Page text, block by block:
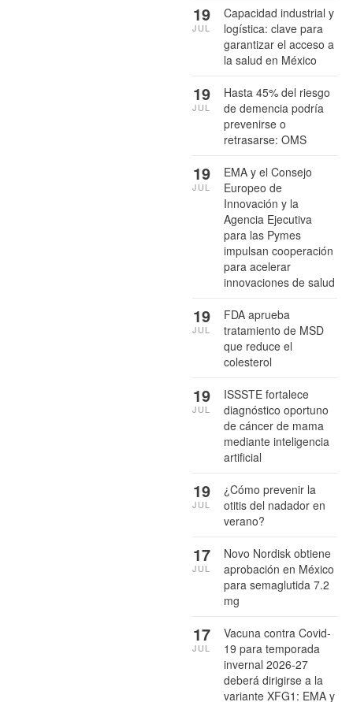
Capacidad industrial y
logística: clave para
garantizar el acceso a
la salud en México
19
JUL
Hasta 45% del riesgo
de demencia podría
prevenirse o
retrasarse: OMS
19
JUL
EMA y el Consejo
Europeo de
Innovación y la
Agencia Ejecutiva
para las Pymes
impulsan cooperación
para acelerar
innovaciones de salud
19
JUL
FDA aprueba
tratamiento de MSD
que reduce el
colesterol
19
JUL
ISSSTE fortalece
diagnóstico oportuno
de cáncer de mama
mediante inteligencia
artificial
19
JUL
¿Cómo prevenir la
otitis del nadador en
verano?
19
JUL
Novo Nordisk obtiene
aprobación en México
para semaglutida 7.2
mg
17
JUL
Vacuna contra Covid-
19 para temporada
invernal 2026-27
deberá dirigirse a la
variante XFG1: EMA y
17
JUL